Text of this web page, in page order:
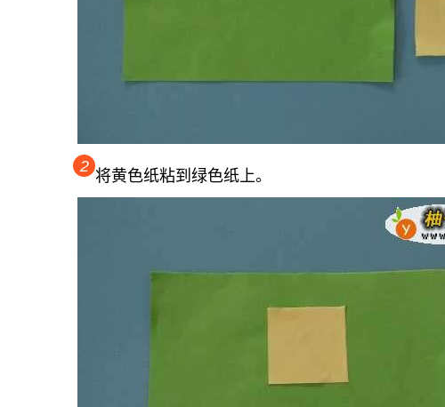
2
将黄色纸粘到绿色纸上。